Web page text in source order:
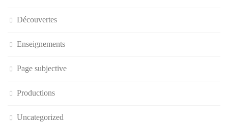
Découvertes
Enseignements
Page subjective
Productions
Uncategorized